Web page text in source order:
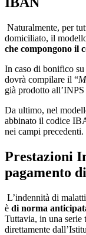
Naturalmente, per
domiciliato, il
che compongono il
In caso di bonifico
dovrà compilare il “
già prodotto
Da ultimo, nel
abbinato il codice
nei campi precedenti.
Prestazioni
pagamento
L’indennità di
è di norma
Tuttavia, in una serie
direttamente